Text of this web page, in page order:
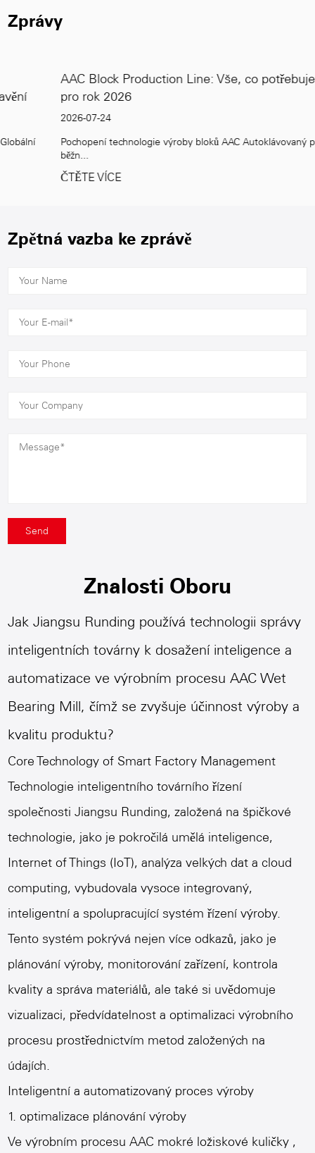
Zprávy
AAC Block Production Line: Vše, co potřebujete vědět
pro rok 2026
Pochopení technologie výroby bloků AAC Autoklávovaný pórobeton,
ČTĚTE VÍCE
Zpětná vazba ke zprávě
Znalosti Oboru
Jak Jiangsu Runding používá technologii správy
inteligentních továrny k dosažení inteligence a
automatizace ve výrobním procesu AAC Wet
Bearing Mill, čímž se zvyšuje účinnost výroby a
kvalitu produktu?
Core Technology of Smart Factory Management
Technologie inteligentního továrního řízení
společnosti Jiangsu Runding, založená na špičkové
technologie, jako je pokročilá umělá inteligence,
Internet of Things (IoT), analýza velkých dat a cloud
computing, vybudovala vysoce integrovaný,
inteligentní a spolupracující systém řízení výroby.
Tento systém pokrývá nejen více odkazů, jako je
plánování výroby, monitorování zařízení, kontrola
kvality a správa materiálů, ale také si uvědomuje
vizualizaci, předvídatelnost a optimalizaci výrobního
procesu prostřednictvím metod založených na
údajích.
Inteligentní a automatizovaný proces výroby
1. optimalizace plánování výroby
Ve výrobním procesuAAC mokré ložiskové kuličky ,